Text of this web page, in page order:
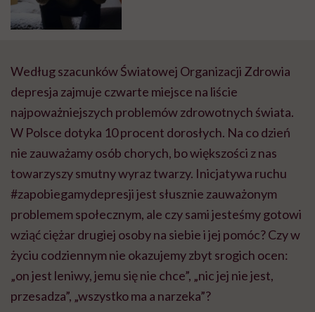
Według szacunków Światowej Organizacji Zdrowia
depresja zajmuje czwarte miejsce na liście
najpoważniejszych problemów zdrowotnych świata.
W Polsce dotyka 10 procent dorosłych. Na co dzień
nie zauważamy osób chorych, bo większości z nas
towarzyszy smutny wyraz twarzy. Inicjatywa ruchu
#zapobiegamydepresji jest słusznie zauważonym
problemem społecznym, ale czy sami jesteśmy gotowi
wziąć ciężar drugiej osoby na siebie i jej pomóc? Czy w
życiu codziennym nie okazujemy zbyt srogich ocen:
„on jest leniwy, jemu się nie chce”, „nic jej nie jest,
przesadza”, „wszystko ma a narzeka”?